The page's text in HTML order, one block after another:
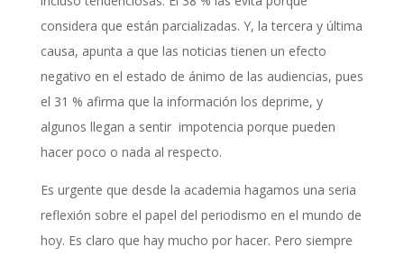
considera que están parcializadas. Y, la tercera y última
causa, apunta a que las noticias tienen un efecto
negativo en el estado de ánimo de las audiencias, pues
el 31 % afirma que la información los deprime, y
algunos llegan a sentir impotencia porque pueden
hacer poco o nada al respecto.
Es urgente que desde la academia hagamos una seria
reflexión sobre el papel del periodismo en el mundo de
hoy. Es claro que hay mucho por hacer. Pero siempre